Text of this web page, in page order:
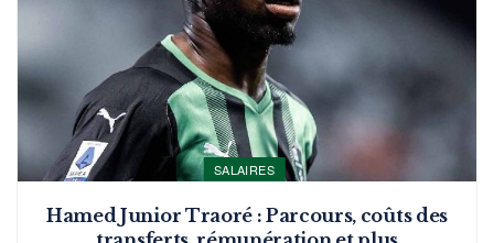
SALAIRES
Hamed Junior Traoré : Parcours, coûts des